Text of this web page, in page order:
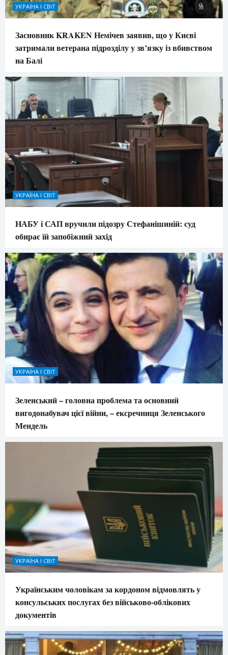
УКРАЇНА І СВІТ
Засновник KRAKEN Немічев заявив, що у Києві
затримали ветерана підрозділу у зв’язку із вбивством
на Балі
УКРАЇНА І СВІТ
НАБУ і САП вручили підозру Стефанішиній: суд
обирає їй запобіжний захід
УКРАЇНА І СВІТ
Зеленський – головна проблема та основний
вигодонабувач цієї війни, – ексречниця Зеленського
Мендель
УКРАЇНА І СВІТ
Українським чоловікам за кордоном відмовлять у
консульських послугах без військово-облікових
документів